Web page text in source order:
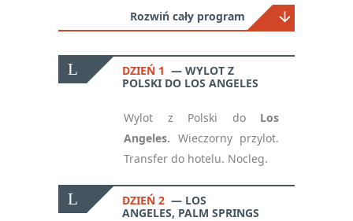
Rozwiń cały program
DZIEŃ 1
WYLOT Z
POLSKI DO LOS ANGELES
Wylot z Polski do Los
Angeles. Wieczorny przylot.
Transfer do hotelu. Nocleg.
DZIEŃ 2
LOS
ANGELES, PALM SPRINGS